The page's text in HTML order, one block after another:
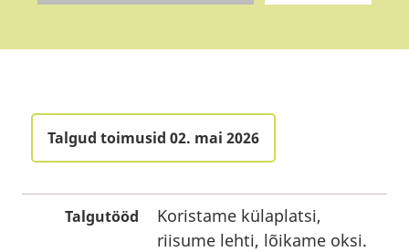
Talgud toimusid 02. mai 2026
Talgutööd
Koristame külaplatsi,
riisume lehti, lõikame oksi.